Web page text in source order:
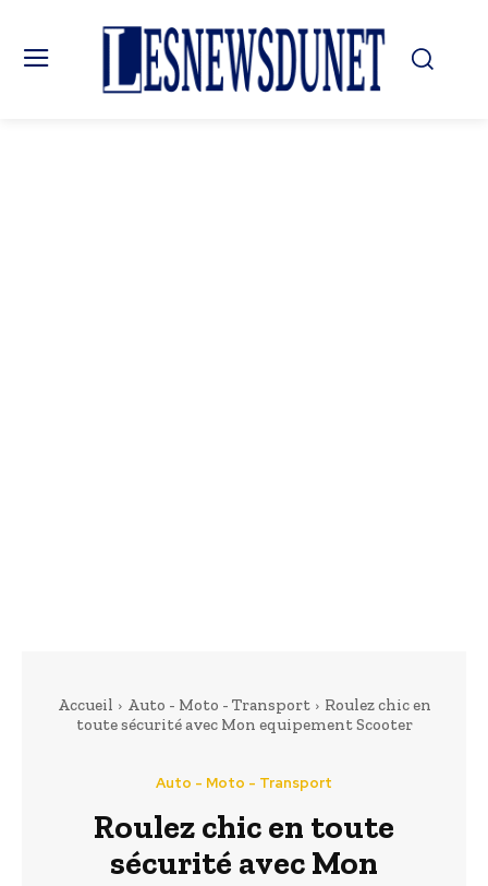
Accueil Auto - Moto - Transport
Roulez chic en
toute sécurité avec Mon equipement Scooter
Auto - Moto - Transport
Roulez chic en toute
sécurité avec Mon